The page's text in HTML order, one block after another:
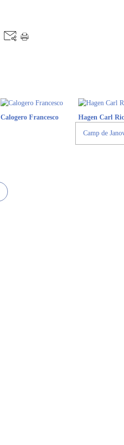
Calogero Francesco Hagen Carl
Camp de